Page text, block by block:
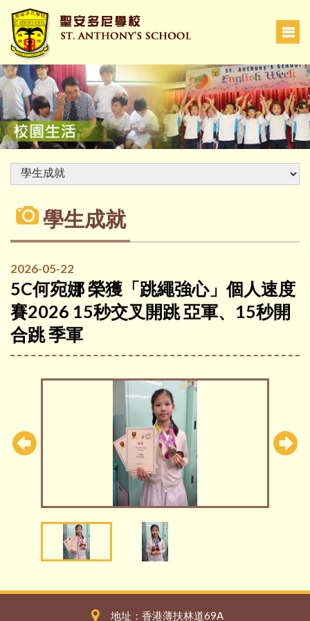
學生成就
2026-05-22
5C何宛娜 榮獲「跳繩強心」個人速度
賽2026 15秒交叉開跳 亞軍、15秒開
合跳 季軍
地址：香港薄扶林道69A